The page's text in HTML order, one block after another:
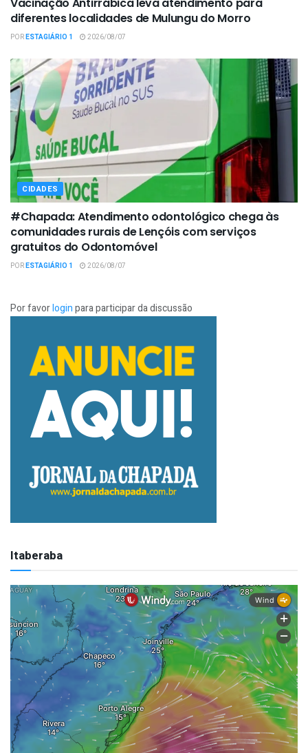
Vacinação Antirrábica leva atendimento para
diferentes localidades de Mulungu do Morro
PORESTAGIÁRIO 1 2026/08/07
CIDADES
#Chapada: Atendimento odontológico chega às
comunidades rurais de Lençóis com serviços
gratuitos do Odontomóvel
PORESTAGIÁRIO 1 2026/08/07
Por favorloginpara participar da discussão
Itaberaba